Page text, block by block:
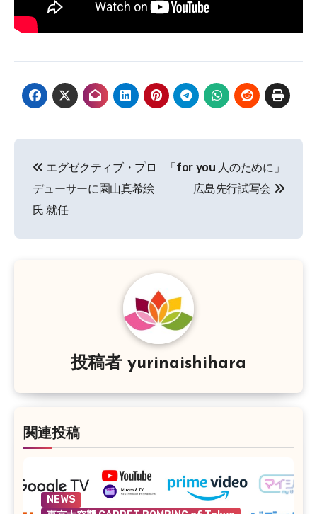
稿
ナ
ビ
エグゼクティブ・プロ
デューサーに園山真希絵
氏 就任
「for you 人のために」
広島先行試写会
投稿者 yurinaishihara
関連投稿
NEWS